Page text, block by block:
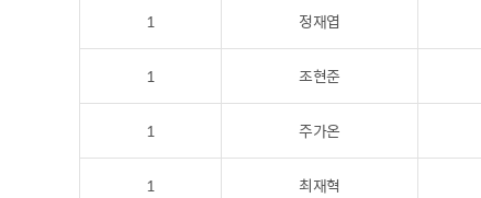
1 정재엽
1 조현준
1 주가온
1 최재혁